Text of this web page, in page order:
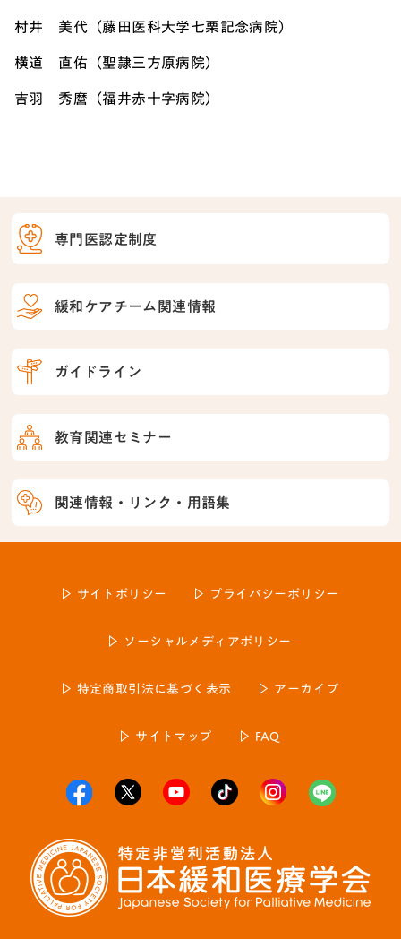
専門医認定制度
緩和ケアチーム関連情報
ガイドライン
教育関連セミナー
関連情報・リンク・用語集
村井 美代（藤田医科大学七栗記念病院）
横道 直佑（聖隷三方原病院）
吉羽 秀麿（福井赤十字病院）
サイトポリシー プライバシーポリシー
ソーシャルメディアポリシー
特定商取引法に基づく表示 アーカイブ
サイトマップ FAQ